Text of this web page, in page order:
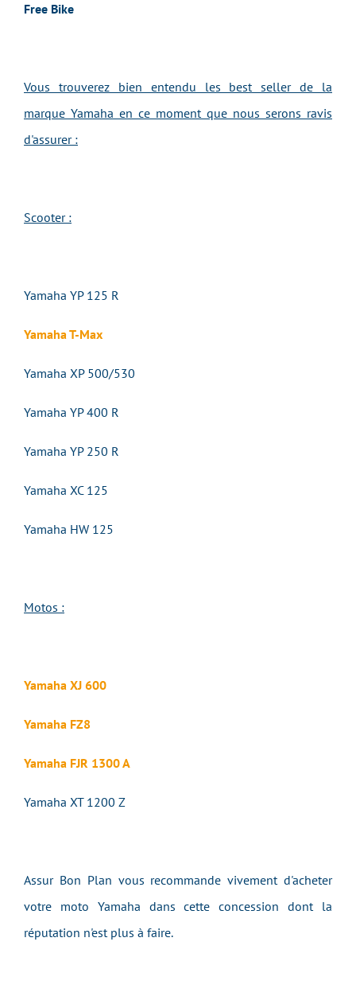
Free Bike
Vous trouverez bien entendu les best seller de la
marque Yamaha en ce moment que nous serons ravis
d'assurer :
Scooter :
Yamaha YP 125 R
Yamaha T-Max
Yamaha XP 500/530
Yamaha YP 400 R
Yamaha YP 250 R
Yamaha XC 125
Yamaha HW 125
Motos :
Yamaha XJ 600
Yamaha FZ8
Yamaha FJR 1300 A
Yamaha XT 1200 Z
Assur Bon Plan vous recommande vivement d'acheter
votre moto Yamaha dans cette concession dont la
réputation n'est plus à faire.